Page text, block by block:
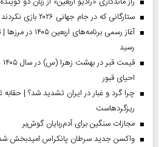
ستارگانی که در جام جهانی ۲۰۲۶ بازی نکردند
رسید
احیای قبور
چرا گرد و غبار در ایران تشدید شد؟ | حقابه
ریزگردهاست
مجازات سنگین برای آدم‌ربایان گوش‌بر
واکسن جدید سرطان پانکراس امیدبخش